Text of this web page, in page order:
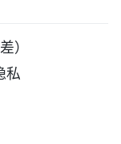
）
私